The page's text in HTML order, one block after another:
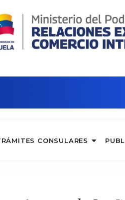
CONSULARES